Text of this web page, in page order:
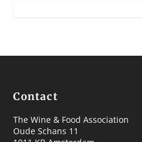
Contact
The Wine & Food Association
Oude Schans 11